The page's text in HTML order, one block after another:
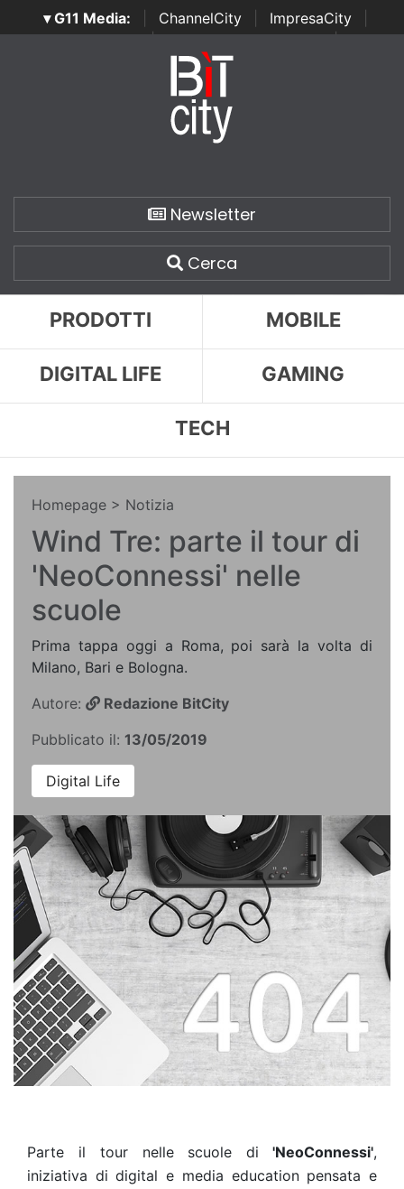
▾ G11 Media: ChannelCity ImpresaCity
SecurityOpenLab | Italian Channel Awards | Italian
Italian Security Awards
Newsletter
Cerca
PRODOTTI MOBILE
DIGITAL LIFE GAMING
TECH
Homepage > Notizia
Wind Tre: parte il tour di
'NeoConnessi' nelle
scuole
Prima tappa oggi a Roma, poi sarà la volta di
Milano, Bari e Bologna.
Autore:
Redazione BitCity
Pubblicato il: 13/05/2019
Digital Life
Parte il tour nelle scuole di 'NeoConnessi',
iniziativa di digital e media education pensata e